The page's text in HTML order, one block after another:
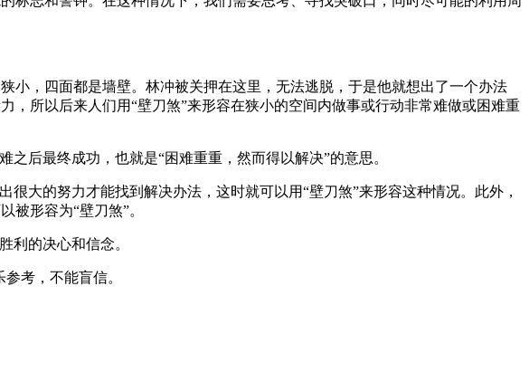
小，四面都是墙壁。林冲被关押在这里，无法逃脱，于是他就想出了一个办法
所以后来人们用“壁刀煞”来形容在狭小的空间内做事或行动非常难做或困难重
后最终成功，也就是“困难重重，然而得以解决”的意思。
大的努力才能找到解决办法，这时就可以用“壁刀煞”来形容这种情况。此外，
被形容为“壁刀煞”。
利的决心和信念。
考，不能盲信。